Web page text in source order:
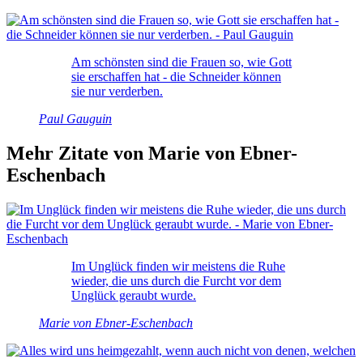
Am schönsten sind die Frauen so, wie Gott
sie erschaffen hat - die Schneider können
sie nur verderben.
Paul Gauguin
Mehr Zitate von Marie von Ebner-
Eschenbach
Im Unglück finden wir meistens die Ruhe
wieder, die uns durch die Furcht vor dem
Unglück geraubt wurde.
Marie von Ebner-Eschenbach